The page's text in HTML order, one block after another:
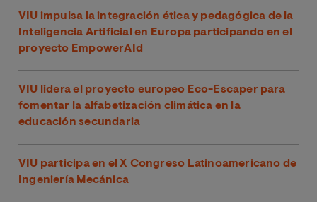
VIU impulsa la integración ética y pedagógica de la
Inteligencia Artificial en Europa participando en el
proyecto EmpowerAId
VIU lidera el proyecto europeo Eco-Escaper para
fomentar la alfabetización climática en la
educación secundaria
VIU participa en el X Congreso Latinoamericano de
Ingeniería Mecánica